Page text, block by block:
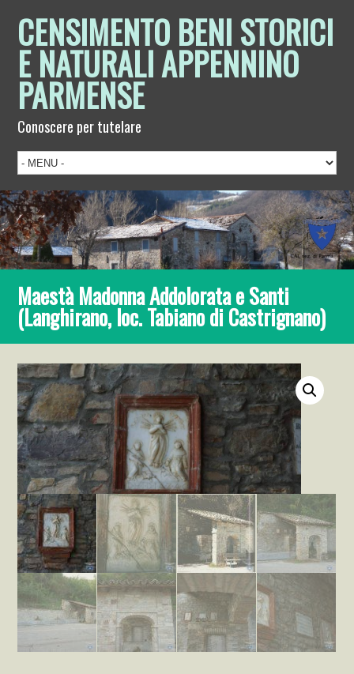
CENSIMENTO BENI STORICI
E NATURALI APPENNINO
PARMENSE
Conoscere per tutelare
Maestà Madonna Addolorata e Santi
(Langhirano, loc. Tabiano di Castrignano)